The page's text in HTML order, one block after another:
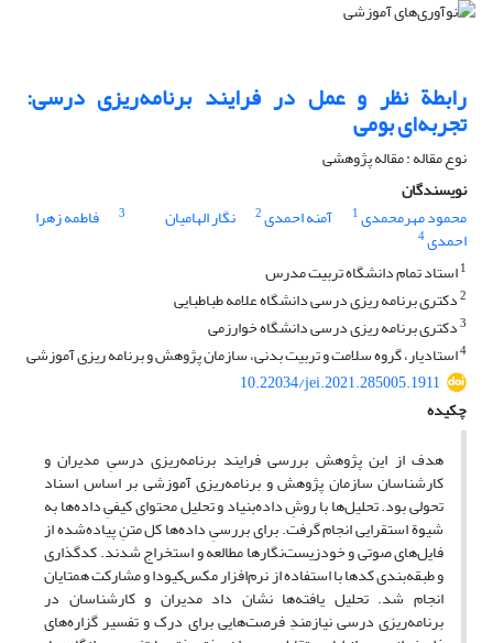
رابطة نظر و عمل در فرایند برنامه‌‏ریزی ‏درسی:
تجربه‌ای بومی
نوع مقاله : مقاله پژوهشی
نویسندگان
محمود مهرمحمدی1 آمنه احمدی2 نگار الهامیان 3 فاطمه زهرا
احمدی4
1استاد تمام دانشگاه تربیت مدرس
2دکتری برنامه ریزی درسی دانشگاه علامه طباطبایی
3دکتری برنامه ریزی درسی دانشگاه خوارزمی
4استادیار، گروه سلامت و تربیت بدنی، سازمان پژوهش و برنامه ریزی آموزشی
10.22034/jei.2021.285005.1911
چکیده
هدف از این پژوهش بررسی فرایند برنامه‌‏ریزی درسیِ مدیران و
کارشناسان سازمان پژوهش و برنامه‌‏ریزی آموزشی بر اساس اسناد
تحولی بود. تحلیل‌ها با روشِ داده‌بنیاد و تحلیل محتوای کیفیِ داده‌‏ها به
شیوة استقرایی انجام گرفت. برای بررسیِ داده‏‌ها کل متنِ پیاده‌شده از
فایل‌‏های صوتی و خودزیست‌نگارها مطالعه و استخراج شدند. کدگذاری
و طبقه‏‌بندی کدها با استفاده از نرم‌افزار مکس‏‌کیودا و مشارکت همتایان
انجام شد. تحلیل یافته‌‏ها نشان داد مدیران و کارشناسان در
برنامه‌‏ریزی درسی نیازمندِ فرصت‌‏هایی برای درک و تفسیر گزاره‌‏های